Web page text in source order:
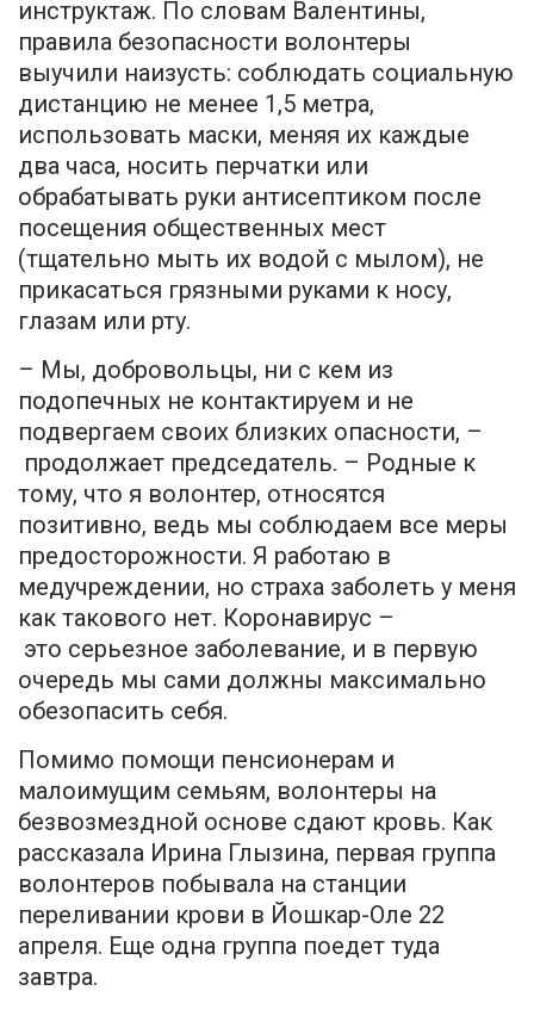
инструктаж. По словам Валентины,
правила безопасности волонтеры
выучили наизусть: соблюдать социальную
дистанцию не менее 1,5 метра,
использовать маски, меняя их каждые
два часа, носить перчатки или
обрабатывать руки антисептиком после
посещения общественных мест
(тщательно мыть их водой с мылом), не
прикасаться грязными руками к носу,
глазам или рту.
– Мы, добровольцы, ни с кем из
подопечных не контактируем и не
подвергаем своих близких опасности, –
продолжает председатель. – Родные к
тому, что я волонтер, относятся
позитивно, ведь мы соблюдаем все меры
предосторожности. Я работаю в
медучреждении, но страха заболеть у меня
как такового нет. Коронавирус –
это серьезное заболевание, и в первую
очередь мы сами должны максимально
обезопасить себя.
Помимо помощи пенсионерам и
малоимущим семьям, волонтеры на
безвозмездной основе сдают кровь. Как
рассказала Ирина Глызина, первая группа
волонтеров побывала на станции
переливании крови в Йошкар-Оле 22
апреля. Еще одна группа поедет туда
завтра.